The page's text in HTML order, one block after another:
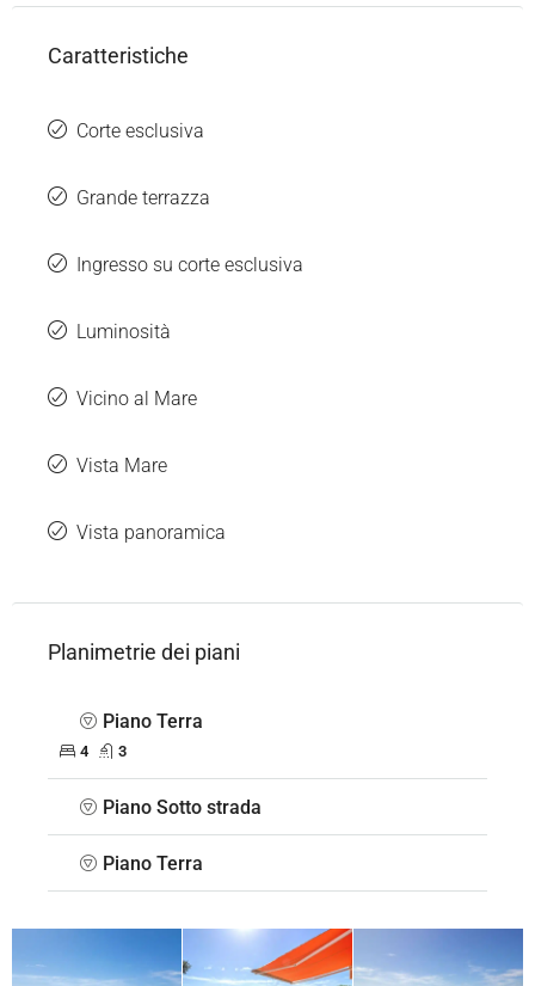
Caratteristiche
Corte esclusiva
Grande terrazza
Ingresso su corte esclusiva
Luminosità
Vicino al Mare
Vista Mare
Vista panoramica
Planimetrie dei piani
Piano Terra
4 3
Piano Sotto strada
Piano Terra